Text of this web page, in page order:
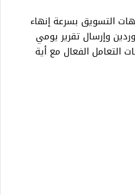
التسويق بسرعة إنهاء
وإرسال تقرير يومي
التعامل الفعال مع أية